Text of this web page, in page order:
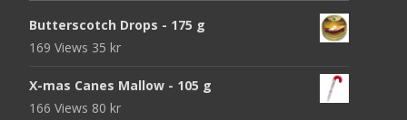
Butterscotch Drops - 175 g
169 Views 35 kr
X-mas Canes Mallow - 105 g
166 Views 80 kr